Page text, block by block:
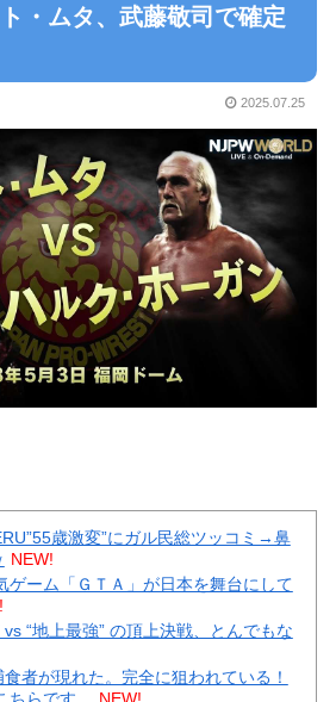
・ムタ、武藤敬司で確定
2025.07.25
歳激変”にガル民総ツッコミ→鼻
NEW!
ゲーム「ＧＴＡ」が日本を舞台にして
vs “地上最強” の頂上決戦、とんでもな
者が現れた。完全に狙われている！
ちらです…
NEW!